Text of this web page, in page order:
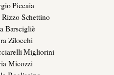
Piccaia
Rizzo Schettino
Barscigliè
Zilocchi
Migliorini
Micozzi